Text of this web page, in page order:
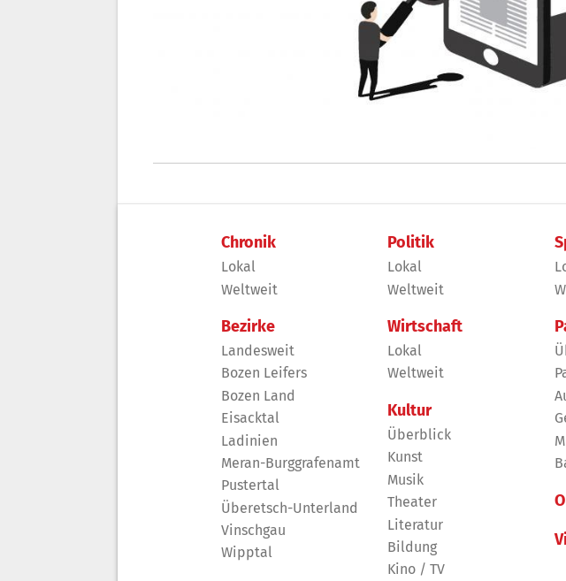
Chronik
Lokal
Weltweit
Bezirke
Landesweit
Bozen Leifers
Bozen Land
Eisacktal
Ladinien
Meran-Burggrafenamt
Pustertal
Überetsch-Unterland
Vinschgau
Wipptal
Politik
Lokal
Weltweit
Wirtschaft
Lokal
Weltweit
Kultur
Überblick
Kunst
Musik
Theater
Literatur
Bildung
Kino / TV